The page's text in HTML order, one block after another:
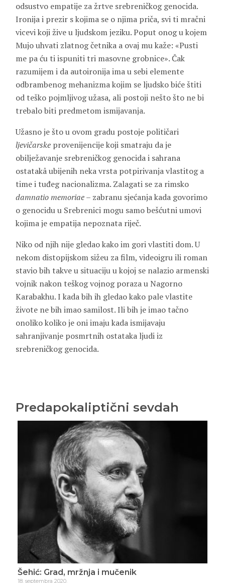
odsustvo empatije za žrtve srebreničkog genocida.
Ironija i prezir s kojima se o njima priča, svi ti mračni
vicevi koji žive u ljudskom jeziku. Poput onog u kojem
Mujo uhvati zlatnog četnika a ovaj mu kaže: «Pusti
me pa ću ti ispuniti tri masovne grobnice». Čak
razumijem i da autoironija ima u sebi elemente
odbrambenog mehanizma kojim se ljudsko biće štiti
od teško pojmljivog užasa, ali postoji nešto što ne bi
trebalo biti predmetom ismijavanja.
Užasno je što u ovom gradu postoje političari
ljevičarske provenijencije koji smatraju da je
obilježavanje srebreničkog genocida i sahrana
ostatakâ ubijenih neka vrsta potpirivanja vlastitog a
time i tuđeg nacionalizma. Zalagati se za rimsko
damnatio memoriae– zabranu sjećanja kada govorimo
o genocidu u Srebrenici mogu samo bešćutni umovi
kojima je empatija nepoznata riječ.
Niko od njih nije gledao kako im gori vlastiti dom. U
nekom distopijskom sižeu za film, videoigru ili roman
stavio bih takve u situaciju u kojoj se nalazio armenski
vojnik nakon teškog vojnog poraza u Nagorno
Karabakhu. I kada bih ih gledao kako pale vlastite
živote ne bih imao samilost. Ili bih je imao tačno
onoliko koliko je oni imaju kada ismijavaju
sahranjivanje posmrtnih ostataka ljudi iz
srebreničkog genocida.
Predapokaliptični sevdah
Šehić: Grad, mržnja i mučenik
18. septembra 2020.